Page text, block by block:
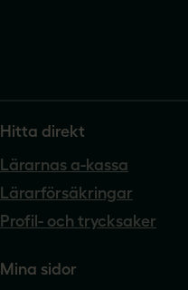
Hitta direkt
Lärarnas a-kassa
Lärarförsäkringar
Profil- och trycksaker
Mina sidor